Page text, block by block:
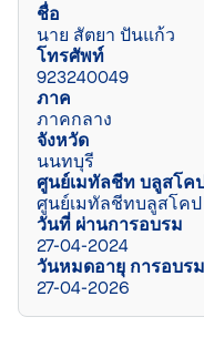
ชื่อ
นาย สัตยา ปันแก้ว
โทรศัพท์
923240049
ภาค
ภาคกลาง
จังหวัด
นนทบุรี
ศูนย์เมทัลชีท บลูสโค
ศูนย์เมทัลชีทบลูสโค
วันที่ ผ่านการอบรม
27-04-2024
วันหมดอายุ การอบร
27-04-2026